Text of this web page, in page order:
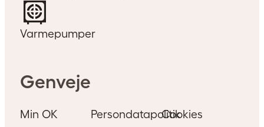
Varmepumper
Genveje
Min OK PersondatapolitikCookies